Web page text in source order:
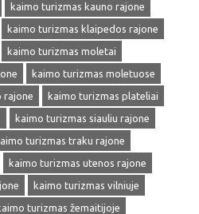
kaimo turizmas kauno rajone
kaimo turizmas klaipedos rajone
kaimo turizmas moletai
kaimo turizmas moletuose
rajone
kaimo turizmas plateliai
kaimo turizmas siauliu rajone
turizmas traku rajone
kaimo turizmas utenos rajone
kaimo turizmas vilniuje
turizmas žemaitijoje